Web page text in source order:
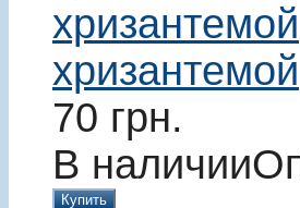
хризантемой
70 грн.
В наличии
Купить